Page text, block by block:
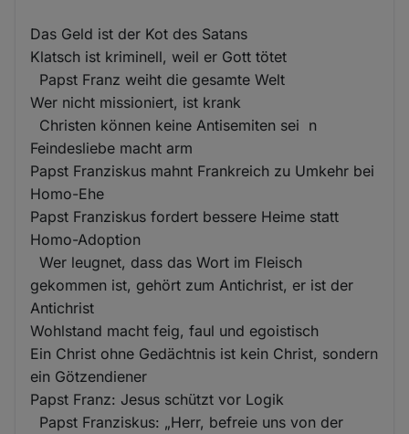
Das Geld ist der Kot des Satans
Klatsch ist kriminell, weil er Gott tötet
Papst Franz weiht die gesamte Welt
Wer nicht missioniert, ist krank
Christen können keine Antisemiten sei n
Feindesliebe macht arm
Papst Franziskus mahnt Frankreich zu Umkehr bei
Homo-Ehe
Papst Franziskus fordert bessere Heime statt
Homo-Adoption
Wer leugnet, dass das Wort im Fleisch
gekommen ist, gehört zum Antichrist, er ist der
Antichrist
Wohlstand macht feig, faul und egoistisch
Ein Christ ohne Gedächtnis ist kein Christ, sondern
ein Götzendiener
Papst Franz: Jesus schützt vor Logik
Papst Franziskus: „Herr, befreie uns von der